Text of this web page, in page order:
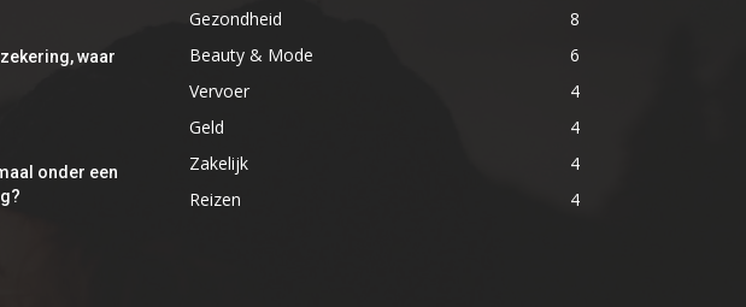
waar
onder een
Gezondheid
8
Beauty & Mode
6
Vervoer
4
Geld
4
Zakelijk
4
Reizen
4